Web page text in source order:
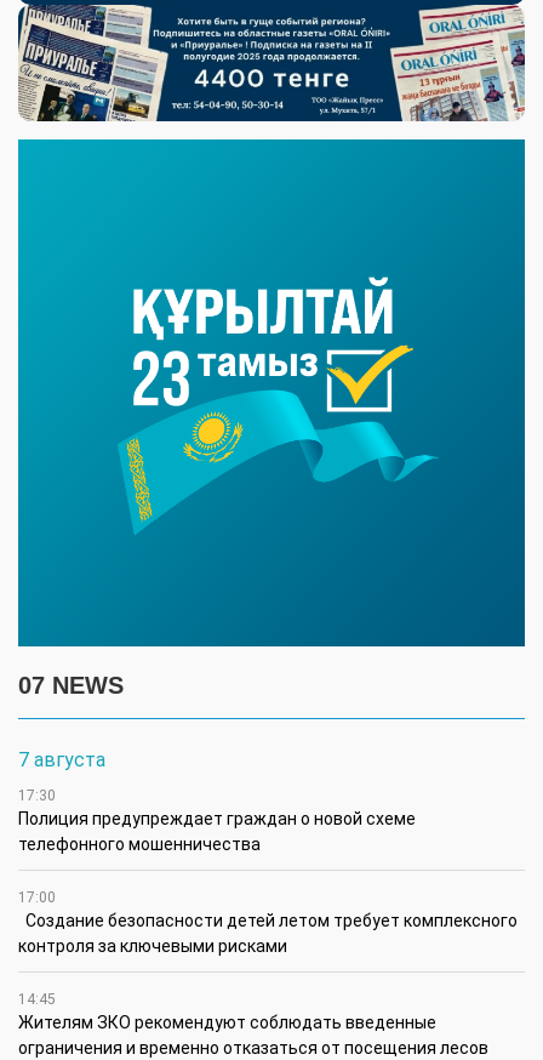
07 NEWS
7 августа
17:30
Полиция предупреждает граждан о новой схеме
телефонного мошенничества
17:00
Создание безопасности детей летом требует комплексного
контроля за ключевыми рисками
14:45
Жителям ЗКО рекомендуют соблюдать введенные
ограничения и временно отказаться от посещения лесов